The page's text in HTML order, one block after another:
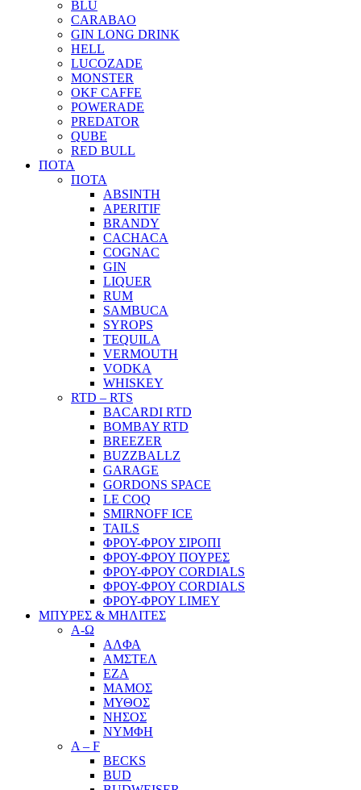
BLU
CARABAO
GIN LONG DRINK
HELL
LUCOZADE
MONSTER
OKF CAFFE
POWERADE
PREDATOR
QUBE
RED BULL
ΠΟΤΑ
ΠΟΤΑ
ABSINTH
APERITIF
BRANDY
CACHACA
COGNAC
GIN
LIQUER
RUM
SAMBUCA
SYROPS
TEQUILA
VERMOUTH
VODKA
WHISKEY
RTD – RTS
BACARDI RTD
BOMBAY RTD
BREEZER
BUZZBALLZ
GARAGE
GORDONS SPACE
LE COQ
SMIRNOFF ICE
TAILS
ΦΡΟΥ-ΦΡΟΥ ΣΙΡΟΠΙ
ΦΡΟΥ-ΦΡΟΥ ΠΟΥΡΕΣ
ΦΡΟΥ-ΦΡΟΥ CORDIALS
ΦΡΟΥ-ΦΡΟΥ CORDIALS
ΦΡΟΥ-ΦΡΟΥ LIMEY
ΜΠΥΡΕΣ & ΜΗΛΙΤΕΣ
Α-Ω
ΑΛΦΑ
ΑΜΣΤΕΛ
ΕΖΑ
ΜΑΜΟΣ
ΜΥΘΟΣ
ΝΗΣΟΣ
ΝΥΜΦΗ
A – F
BECKS
BUD